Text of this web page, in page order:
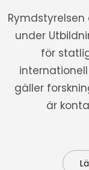
under
för
gäller
är